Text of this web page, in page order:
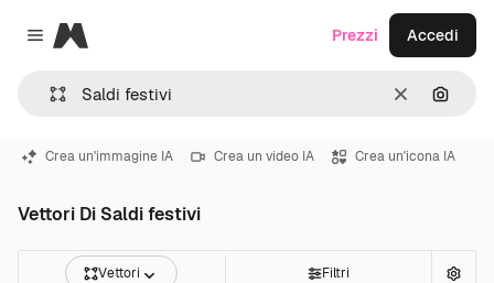
Close menu
Magnific
CancellaCerca
Prezzi Accedi
Crea un'immagine IA Crea un video IA Crea un'icona IA
Vettori Di Saldi festivi
Vettori Filtri